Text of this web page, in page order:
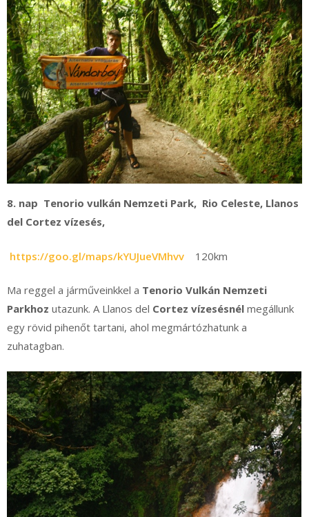
8. nap Tenorio vulkán Nemzeti Park, Rio Celeste, Llanos
del Cortez vízesés,
https://goo.gl/maps/kYUJueVMhvv 120km
Ma reggel a járműveinkkel a Tenorio Vulkán Nemzeti
Parkhoz utazunk. A Llanos del Cortez vízesésnél megállunk
egy rövid pihenőt tartani, ahol megmártózhatunk a
zuhatagban.